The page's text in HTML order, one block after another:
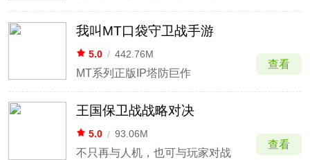
我叫MT口袋守卫战手游
5.0 / 442.76M
MT系列正版IP塔防巨作
查看
王国保卫战战略对决
5.0 / 93.06M
不只再与人机，也可与玩家对战
查看